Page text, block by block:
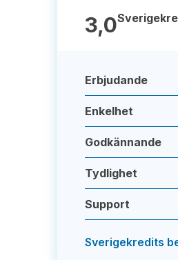
3,0
Erbjudande
Enkelhet
Godkännande
Tydlighet
Support
Sverigekredits